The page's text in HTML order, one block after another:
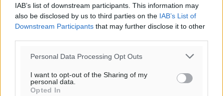
IAB’s list of downstream participants. This information may
also be disclosed by us to third parties on the IAB’s List of
Downstream Participants that may further disclose it to other
Personal Data Processing Opt Outs
I want to opt-out of the Sharing of my
personal data.
Opted In